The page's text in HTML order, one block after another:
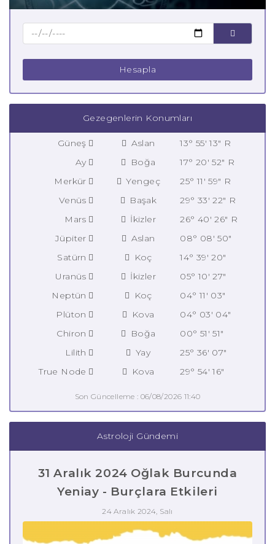
Hesapla
Gezegenlerin Konumları
Güneş Aslan
13° 55' 13" R
Ay
Boğa
17° 20' 52" R
Merkür
Yengeç
25° 11' 59" R
Venüs
Başak
29° 33' 22" R
Mars
İkizler
26° 40' 26" R
Jüpiter
Aslan
08° 08' 50"
Satürn
Koç
14° 39' 20"
Uranüs
İkizler
05° 10' 27"
Neptün
Koç
04° 11' 03"
Plüton
Kova
04° 03' 04"
Chiron
Boğa
00° 51' 51"
Lilith
Yay
25° 36' 07"
True Node
Kova 29° 54' 16"
Son Güncelleme : 06/08/2026 11:40
Astroloji Gündemi
31 Aralık 2024 Oğlak Burcunda
Yeniay - Burçlara Etkileri
24 Aralık 2024, Salı